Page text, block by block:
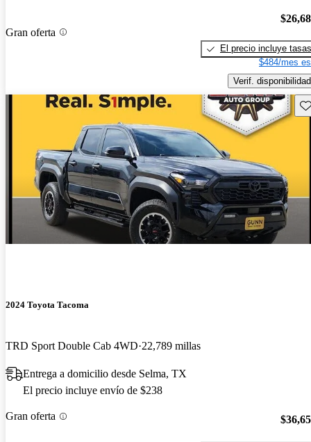
Gran oferta
El precio incluye tasas
$484/mes
Verif. disponibilidad
2024 Toyota Tacoma
TRD Sport Double Cab 4WD 22,789 millas
Entrega a domicilio desde Selma, TX
El precio incluye envío de $238
Gran oferta